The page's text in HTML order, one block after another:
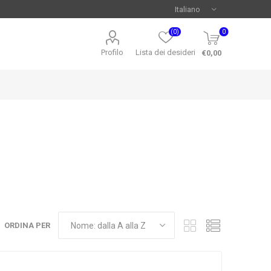
Profilo Lista dei desideri
(0) 0
€0,00
ORDINA PER